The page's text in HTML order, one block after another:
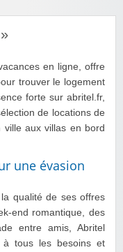
en ligne, offre
trouver le logement
forte sur abritel.fr,
de locations de
ville aux villas en bord
une évasion
qualité de ses offres
end romantique, des
entre amis, Abritel
à tous les besoins et